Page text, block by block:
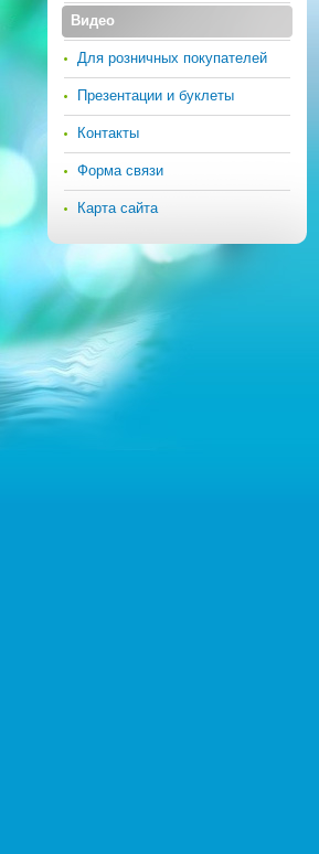
Видео
Для розничных покупателей
Презентации и буклеты
Контакты
Форма связи
Карта сайта